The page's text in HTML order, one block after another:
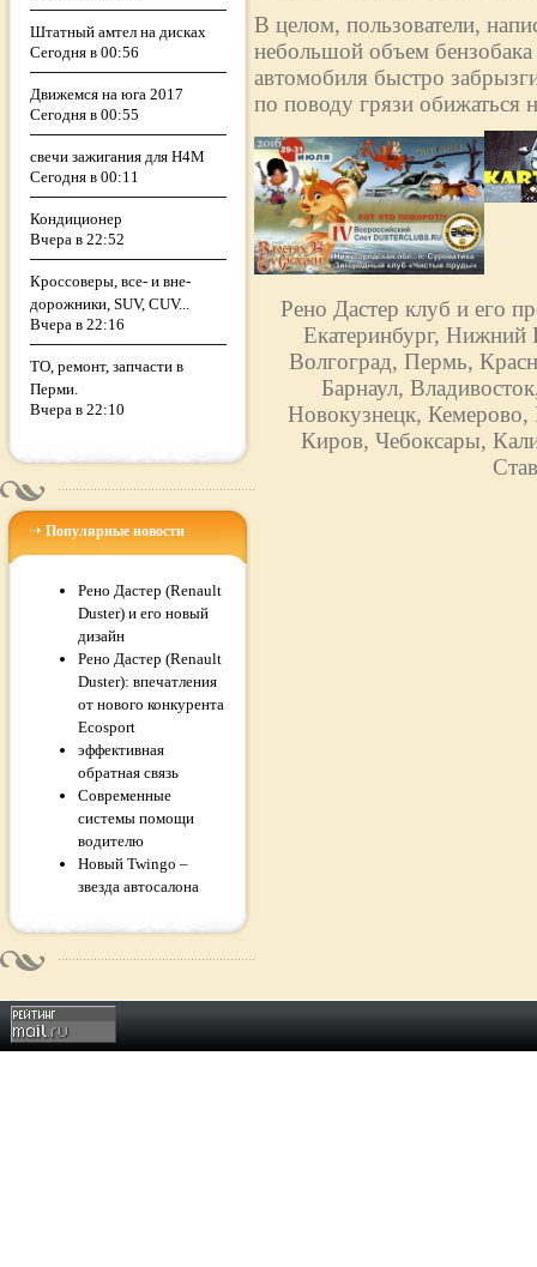
Штатный амтел на дисках
Сегодня в 00:56
Движемся на юга 2017
Сегодня в 00:55
свечи зажигания для H4M
Сегодня в 00:11
Кондиционер
Вчера в 22:52
Кроссоверы, все- и вне-
дорожники, SUV, CUV...
Вчера в 22:16
ТО, ремонт, запчасти в
Перми.
Вчера в 22:10
Популярные новости
Рено Дастер (Renault
Duster) и его новый
дизайн
Рено Дастер (Renault
Duster): впечатления
от нового конкурента
Ecosport
эффективная
обратная связь
Современные
системы помощи
водителю
Новый Twingo –
звезда автосалона
В целом, пользователи,
небольшой объем бензобака
автомобиля быстро
по поводу грязи обижаться
Рено Дастер клуб и его
Екатеринбург, Нижний
Волгоград, Пермь,
Барнаул,
Новокузнецк,
Киров, Чебоксары,